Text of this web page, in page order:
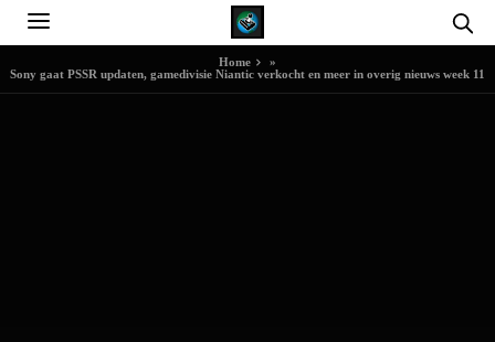
Home
»
Sony gaat PSSR updaten, gamedivisie Niantic verkocht en meer in overig nieuws week 11